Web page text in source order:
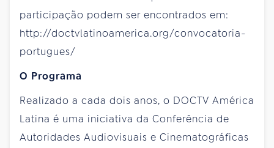
participação podem ser encontrados em:
http://doctvlatinoamerica.org/convocatoria-
portugues/
O Programa
Realizado a cada dois anos, o DOCTV América
Latina é uma iniciativa da Conferência de
Autoridades Audiovisuais e Cinematográficas